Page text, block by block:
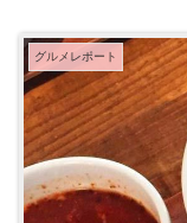
グルメレポート